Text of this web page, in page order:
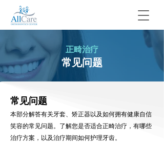
正畸治疗
常见问题
常见问题
本部分解答有关牙套、矫正器以及如何拥有健康自信
笑容的常见问题。了解您是否适合正畸治疗，有哪些
治疗方案，以及治疗期间如何护理牙齿。